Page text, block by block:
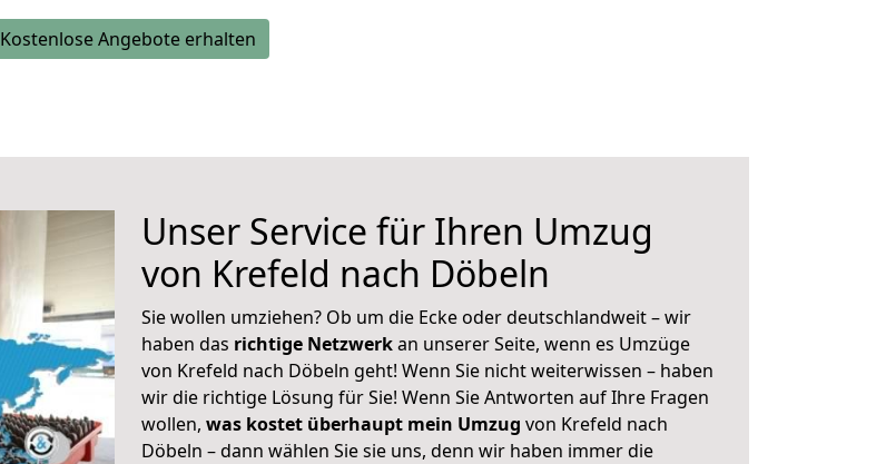
Kostenlose Angebote erhalten
Unser Service für Ihren Umzug
von Krefeld nach Döbeln
Sie wollen umziehen? Ob um die Ecke oder deutschlandweit – wir
haben das richtige Netzwerkan unserer Seite, wenn es Umzüge
von Krefeld nach Döbeln geht! Wenn Sie nicht weiterwissen – haben
wir die richtige Lösung für Sie! Wenn Sie Antworten auf Ihre Fragen
wollen, was kostet überhaupt mein Umzug von Krefeld nach
Döbeln – dann wählen Sie sie uns, denn wir haben immer die